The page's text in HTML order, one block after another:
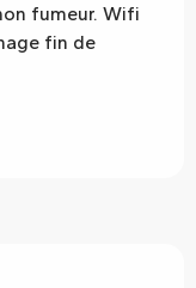
fumeur. Wifi
fin de